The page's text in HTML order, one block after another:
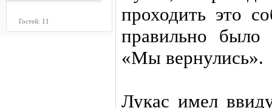
Гостей: 11
проходить это
правильно было
«Мы вернулись».
Лукас имел